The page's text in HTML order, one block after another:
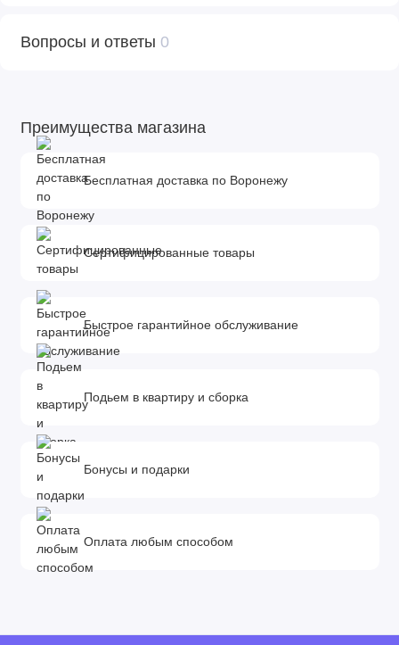
предварительного уведомления покупателя вносить
Вопросы и ответы 0
Преимущества магазина
Бесплатная доставка по Воронежу
Сертифицированные товары
Быстрое гарантийное обслуживание
Подьем в квартиру и сборка
Бонусы и подарки
Оплата любым способом